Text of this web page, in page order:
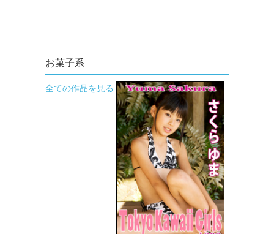
お菓子系
全ての作品を見る